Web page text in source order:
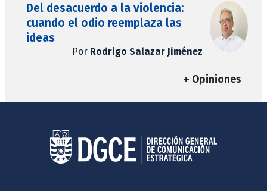
Del desacuerdo a la violencia:
cuando el odio reemplaza las
ideas
Por Rodrigo Salazar Jiménez
+ Opiniones